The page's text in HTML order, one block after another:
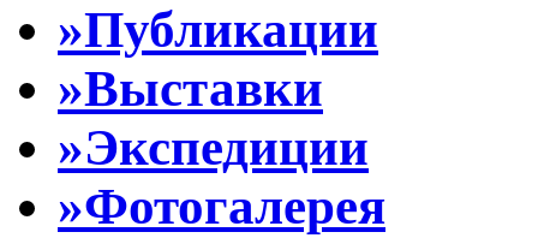
»Публикации
»Выставки
»Экспедиции
»Фотогалерея